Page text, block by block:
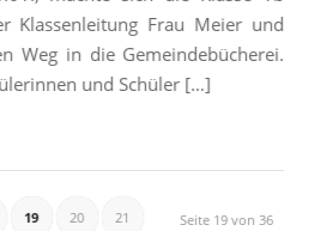
Klassenleitung Frau Meier und
Weg in die Gemeindebücherei.
und Schüler […]
Seite 19 von 36
19 20 21